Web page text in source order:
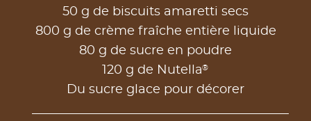
50 g de biscuits amaretti secs
800 g de crème fraîche entière liquide
80 g de sucre en poudre
120 g de Nutella®
Du sucre glace pour décorer